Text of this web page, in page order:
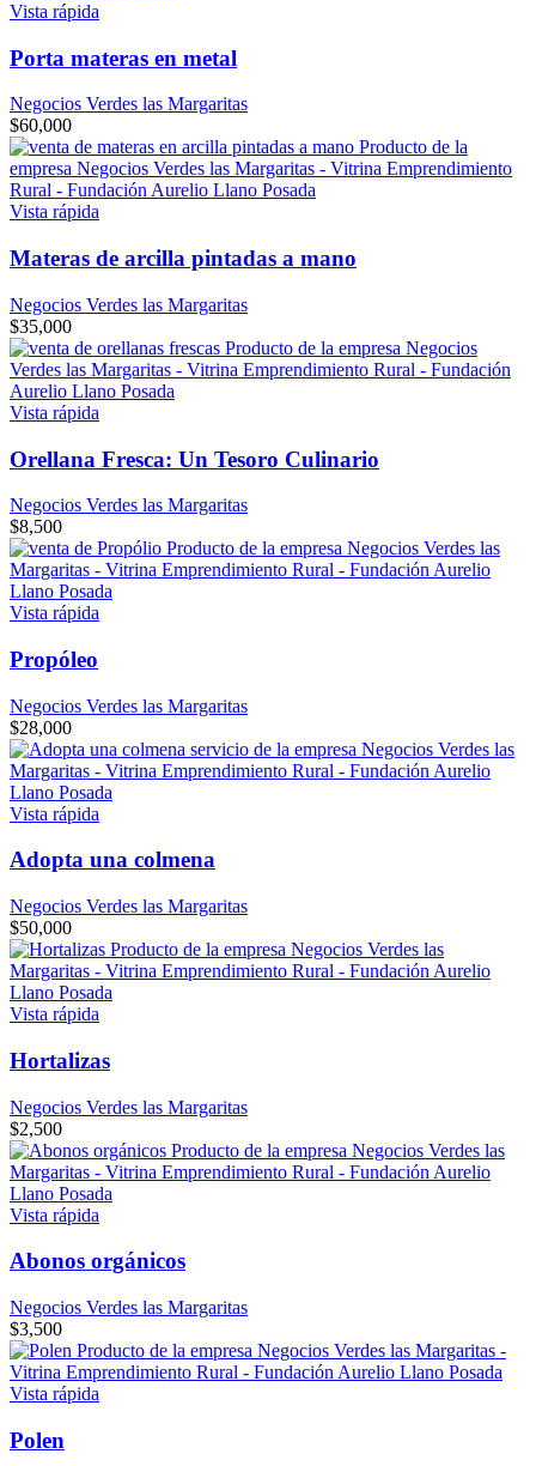
Vista rápida
Porta materas en metal
Negocios Verdes las Margaritas
$60,000
Vista rápida
Materas de arcilla pintadas a mano
Negocios Verdes las Margaritas
$35,000
Vista rápida
Orellana Fresca: Un Tesoro Culinario
Negocios Verdes las Margaritas
$8,500
Vista rápida
Propóleo
Negocios Verdes las Margaritas
$28,000
Vista rápida
Adopta una colmena
Negocios Verdes las Margaritas
$50,000
Vista rápida
Hortalizas
Negocios Verdes las Margaritas
$2,500
Vista rápida
Abonos orgánicos
Negocios Verdes las Margaritas
$3,500
Vista rápida
Polen